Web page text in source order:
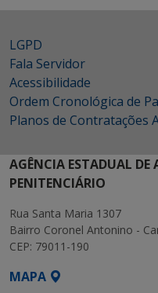
LGPD
Fala Servidor
Acessibilidade
Ordem Cronológica de
Planos de Contratações
AGÊNCIA ESTADUAL
PENITENCIÁRIO
Rua Santa Maria 1307
Bairro Coronel Antonino -
CEP: 79011-190
MAPA